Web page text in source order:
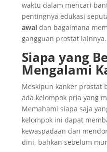
waktu dalam mencari
pentingnya edukasi
awaldan bagaimana
gangguan prostat lainnya.
Siapa yang
Mengalami
Meskipun kanker prostat
ada kelompok pria yang
Memahami siapa saja
kelompok ini dapat
kewaspadaan dan
dini, bahkan sebelum